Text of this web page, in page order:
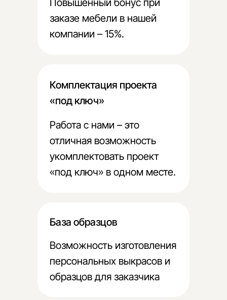
Работа с нами – это
отличная возможность
укомплектовать проект
«под ключ» в одном месте.
Комплектация проекта
«под ключ»
Возможность изготовления
персональных выкрасов и
образцов для заказчика
База образцов
Повышенный бонус при
заказе мебели в нашей
компании – 15%.